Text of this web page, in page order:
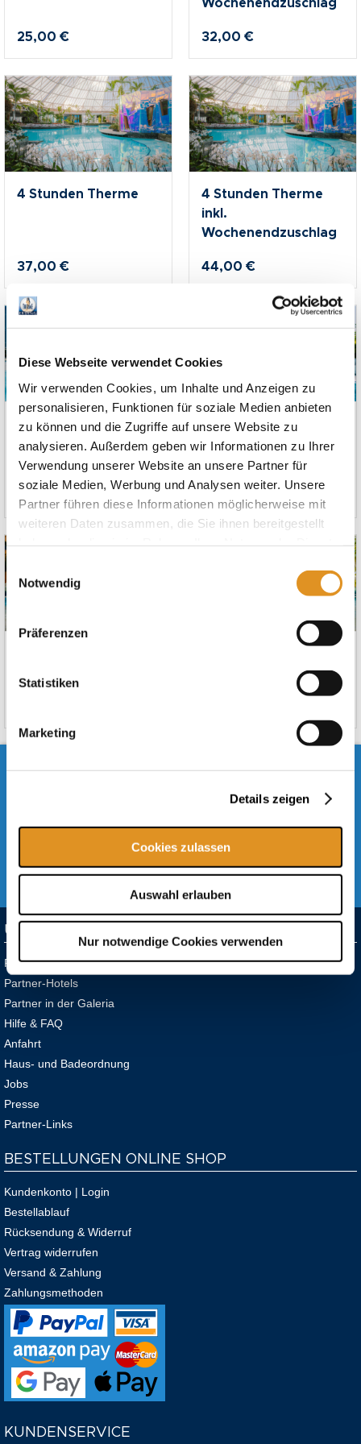
Diese Webseite verwendet Cookies
Wir verwenden Cookies, um Inhalte und Anzeigen zu
personalisieren, Funktionen für soziale Medien anbieten
zu können und die Zugriffe auf unsere Website zu
analysieren. Außerdem geben wir Informationen zu Ihrer
Verwendung unserer Website an unsere Partner für
soziale Medien, Werbung und Analysen weiter. Unsere
Partner führen diese Informationen möglicherweise mit
weiteren Daten zusammen, die Sie ihnen bereitgestellt
Cookies, wenn Sie unsere Webseite weiterhin nutzen.
Einwilligungsauswahl
Notwendig
Präferenzen
Statistiken
Marketing
Details zeigen
Cookies zulassen
Auswahl erlauben
Nur notwendige Cookies verwenden
25,00 €
Wochenendzuschlag
32,00 €
4 Stunden Therme
37,00 €
4 Stunden Therme
inkl.
Wochenendzuschlag
44,00 €
6 Stunden Therme
6 Stunden Therme
inkl.
Wochenendzuschlag
Wochenendzuschlag
SICHER EINKAUFEN
SICHERHEIT IHRER DATEN
SCHNELLE LIEFERUNG
VERSANDKOSTENFREI
UNTERNEHMEN
Partner-Thermen
Partner-Hotels
Partner in der Galeria
Hilfe & FAQ
Anfahrt
Haus- und Badeordnung
Jobs
Presse
Partner-Links
BESTELLUNGEN ONLINE SHOP
Kundenkonto | Login
Bestellablauf
Rücksendung & Widerruf
Vertrag widerrufen
Versand & Zahlung
Zahlungsmethoden
KUNDENSERVICE
für Paare